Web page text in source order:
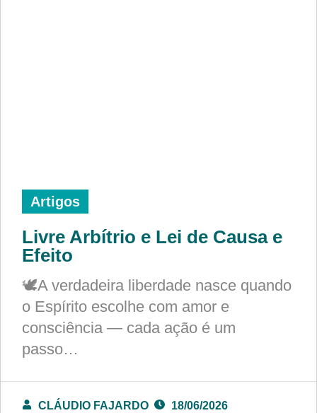
Artigos
Livre Arbítrio e Lei de Causa e
Efeito
🕊️A verdadeira liberdade nasce quando
o Espírito escolhe com amor e
consciência — cada ação é um
passo…
CLÁUDIO FAJARDO 18/06/2026